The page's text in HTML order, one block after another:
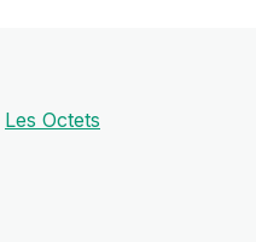
Les Octets